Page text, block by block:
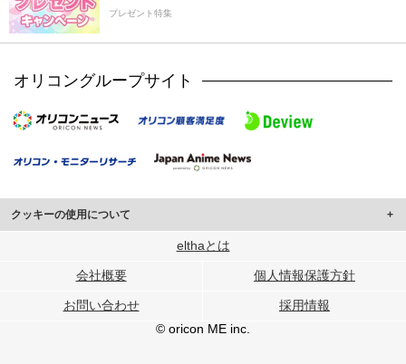
プレゼント特集
オリコングループサイト
クッキーの使用について
このサイトでは Cookie を使用して、ユーザーに合わせたコンテンツや広告の
行っています。
メディアや広告配信、データ解析の各パートナーに提供しています。
ユーザーが各パートナーのサービスを使用したときに収集した他の情報を組み
elthaとは
会社概要 個人情報保護方針
お問い合わせ
採用情報
© oricon ME inc.